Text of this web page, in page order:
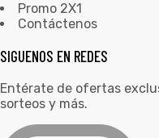
Promo 2X1
Contáctenos
SIGUENOS EN REDES
Entérate de ofertas
sorteos y más.